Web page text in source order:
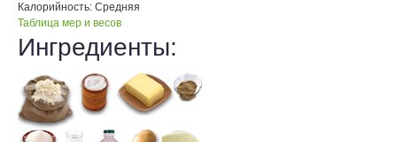
Калорийность: Средняя
Таблица мер и весов
Ингредиенты: